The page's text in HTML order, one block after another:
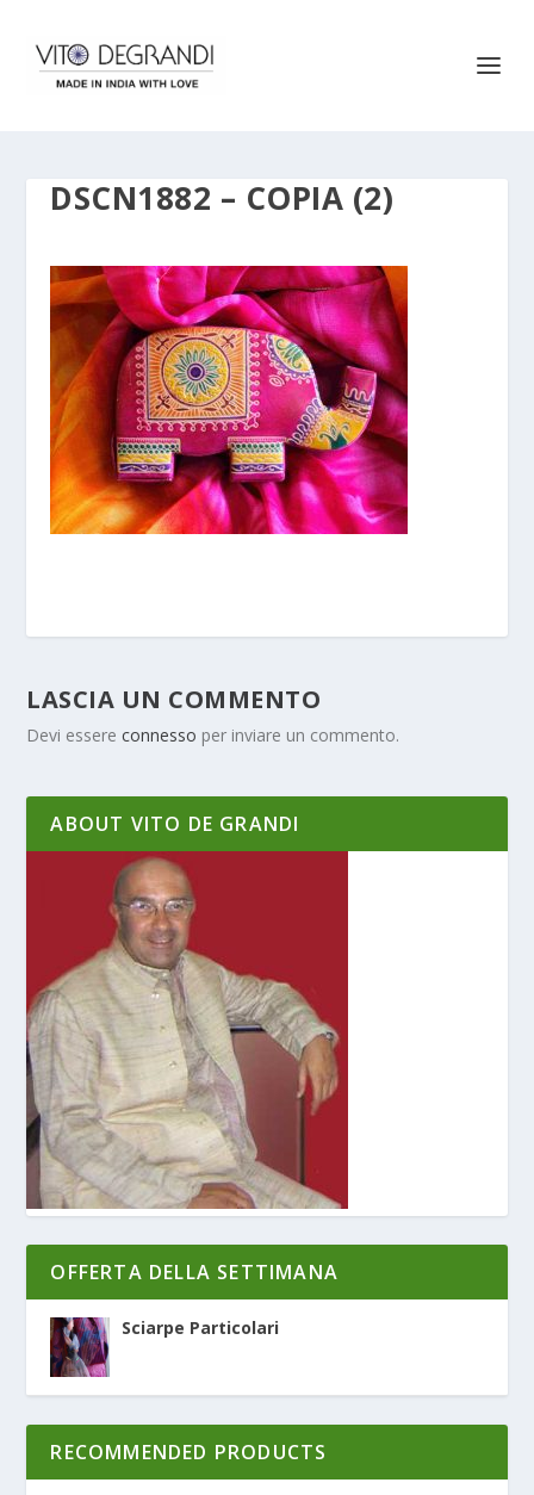
DSCN1882 – COPIA (2)
LASCIA UN COMMENTO
Devi essereconnesso per inviare un commento.
ABOUT VITO DE GRANDI
OFFERTA DELLA SETTIMANA
Sciarpe Particolari
RECOMMENDED PRODUCTS